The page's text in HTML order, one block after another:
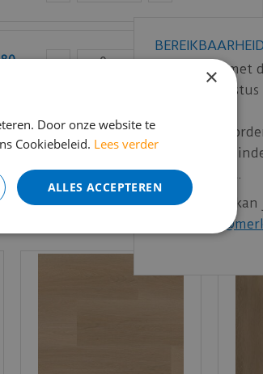
80
Totaal (incl. BTW)
BEREIKBAARHEID
In verband met
t/m 14
Bestelling
echter iets
gewend bent.
Voor vragen
×
Door onze website te
Cookiebeleid. Lees verder
ALLES ACCEPTEREN